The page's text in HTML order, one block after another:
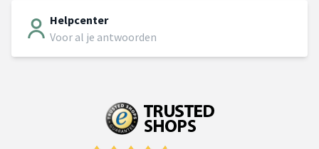
Helpcenter
Voor al je antwoorden